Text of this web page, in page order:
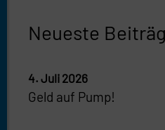
Neueste
Geld auf Pump!
4. Juli 2026